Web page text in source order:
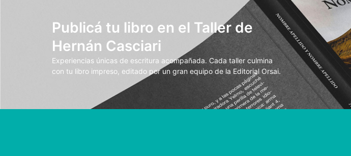
Publicá tu libro en el Taller de
Hernán Casciari
Experiencias únicas de escritura acompañada. Cada taller culmina
con tu libro impreso, editado por un gran equipo de la Editorial Orsai.